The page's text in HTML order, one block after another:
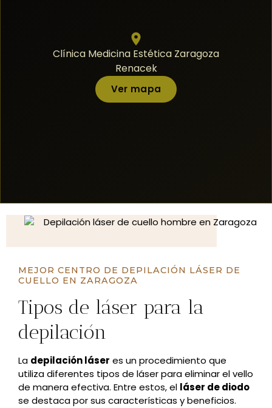
Clínica Medicina Estética Zaragoza
Renacek
Ver mapa
MEJOR CENTRO DE DEPILACIÓN LÁSER DE
CUELLO EN ZARAGOZA
Tipos de láser para la
depilación
La depilación láser es un procedimiento que
utiliza diferentes tipos de láser para eliminar el vello
de manera efectiva. Entre estos, el láser de diodo
se destaca por sus características y beneficios.